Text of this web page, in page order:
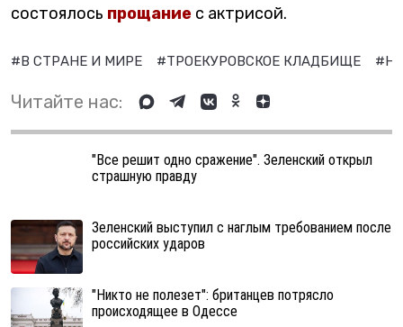
состоялось прощание с актрисой.
#В СТРАНЕ И МИРЕ #ТРОЕКУРОВСКОЕ КЛАДБИЩЕ
Читайте нас:
"Все решит одно сражение". Зеленский открыл
страшную правду
Зеленский выступил с наглым требованием после
российских ударов
"Никто не полезет": британцев потрясло
происходящее в Одессе